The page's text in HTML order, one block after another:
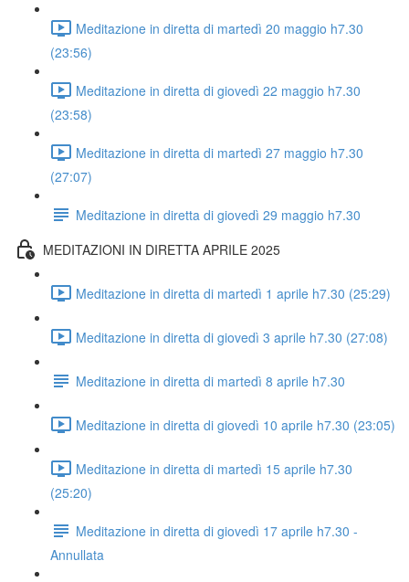
Meditazione in diretta di martedì 20 maggio h7.30
(23:56)
Meditazione in diretta di giovedì 22 maggio h7.30
(23:58)
Meditazione in diretta di martedì 27 maggio h7.30
(27:07)
Meditazione in diretta di giovedì 29 maggio h7.30
MEDITAZIONI IN DIRETTA APRILE 2025
Meditazione in diretta di martedì 1 aprile h7.30 (25:29)
Meditazione in diretta di giovedì 3 aprile h7.30 (27:08)
Meditazione in diretta di martedì 8 aprile h7.30
Meditazione in diretta di giovedì 10 aprile h7.30 (23:05)
Meditazione in diretta di martedì 15 aprile h7.30
(25:20)
Meditazione in diretta di giovedì 17 aprile h7.30 -
Annullata